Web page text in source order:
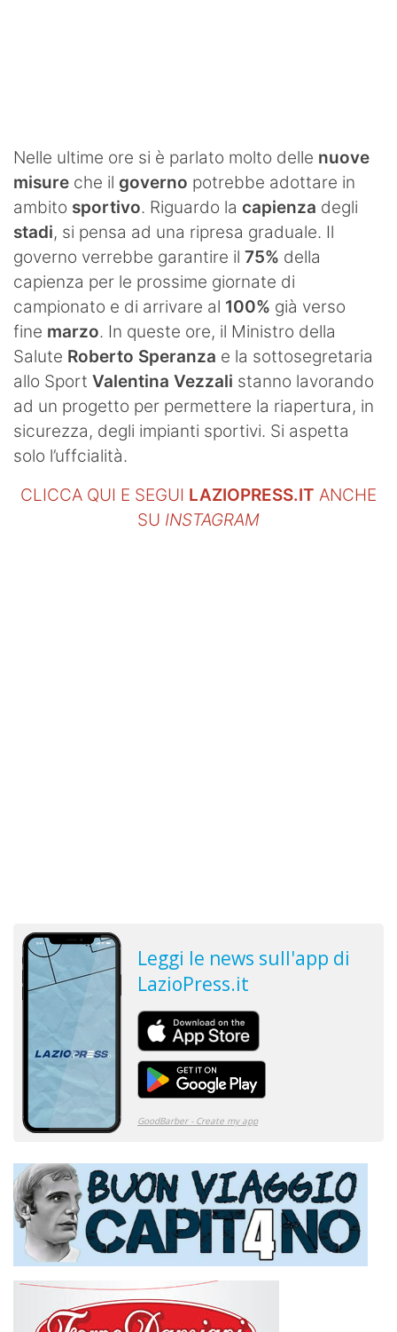
SHOP LAZIO
Contatti
Nelle ultime ore si è parlato molto delle nuove
misure che il governo potrebbe adottare in
ambito sportivo. Riguardo la capienza degli
stadi, si pensa ad una ripresa graduale. Il
governo verrebbe garantire il 75% della
capienza per le prossime giornate di
campionato e di arrivare al 100% già verso
fine marzo. In queste ore, il Ministro della
Salute Roberto Speranza e la sottosegretaria
allo Sport Valentina Vezzali stanno lavorando
ad un progetto per permettere la riapertura, in
sicurezza, degli impianti sportivi. Si aspetta
solo l’uffcialità.
CLICCA QUI E SEGUI LAZIOPRESS.IT ANCHE
SU INSTAGRAM